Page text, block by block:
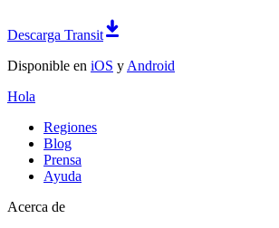
Descarga Transit
Disponible en iOS y Android
Hola
Regiones
Blog
Prensa
Ayuda
Acerca de